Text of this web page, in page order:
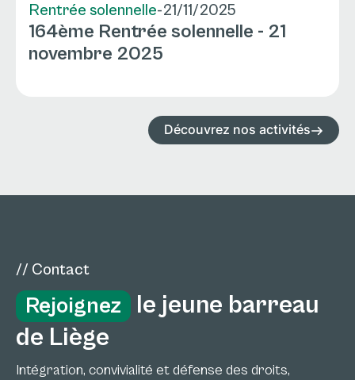
Rentrée solennelle-21/11/2025
164ème Rentrée solennelle - 21
novembre 2025
Découvrez nos activités
// Contact
Rejoignez
le jeune barreau
de Liège
Intégration, convivialité et défense des droits,